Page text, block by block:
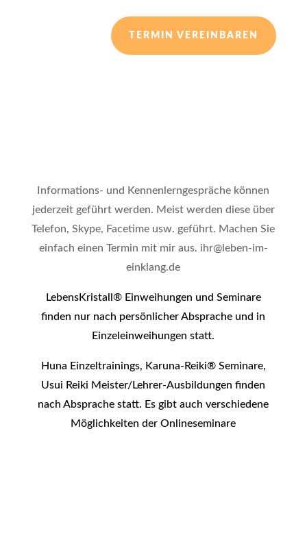
TERMIN VEREINBAREN
Informations- und Kennenlerngespräche können
jederzeit geführt werden. Meist werden diese über
Telefon, Skype, Facetime usw. geführt. Machen Sie
einfach einen Termin mit mir aus. ihr@leben-im-
einklang.de
LebensKristall® Einweihungen und Seminare
finden nur nach persönlicher Absprache und in
Einzeleinweihungen statt.
Huna Einzeltrainings, Karuna-Reiki® Seminare,
Usui Reiki Meister/Lehrer-Ausbildungen finden
nach Absprache statt. Es gibt auch verschiedene
Möglichkeiten der Onlineseminare